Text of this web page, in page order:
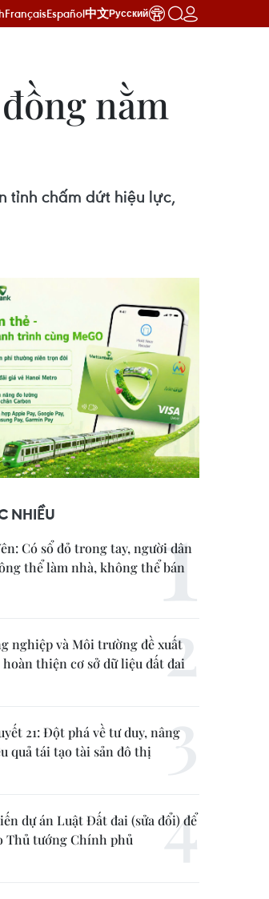
FrançaisEspañol中文Русский
nằm
tỉnh chấm dứt hiệu lực,
NHIỀU
Có sổ đỏ trong tay, người dân
thể làm nhà, không thể bán
nghiệp và Môi trường đề xuất
thiện cơ sở dữ liệu đất đai
21: Đột phá về tư duy, nâng
quả tái tạo tài sản đô thị
dự án Luật Đất đai (sửa đổi) để
Thủ tướng Chính phủ